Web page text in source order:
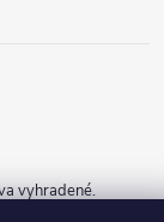
vyhradené.